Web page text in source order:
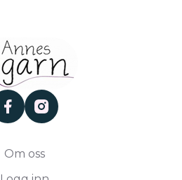
facebookinstagram
Om oss